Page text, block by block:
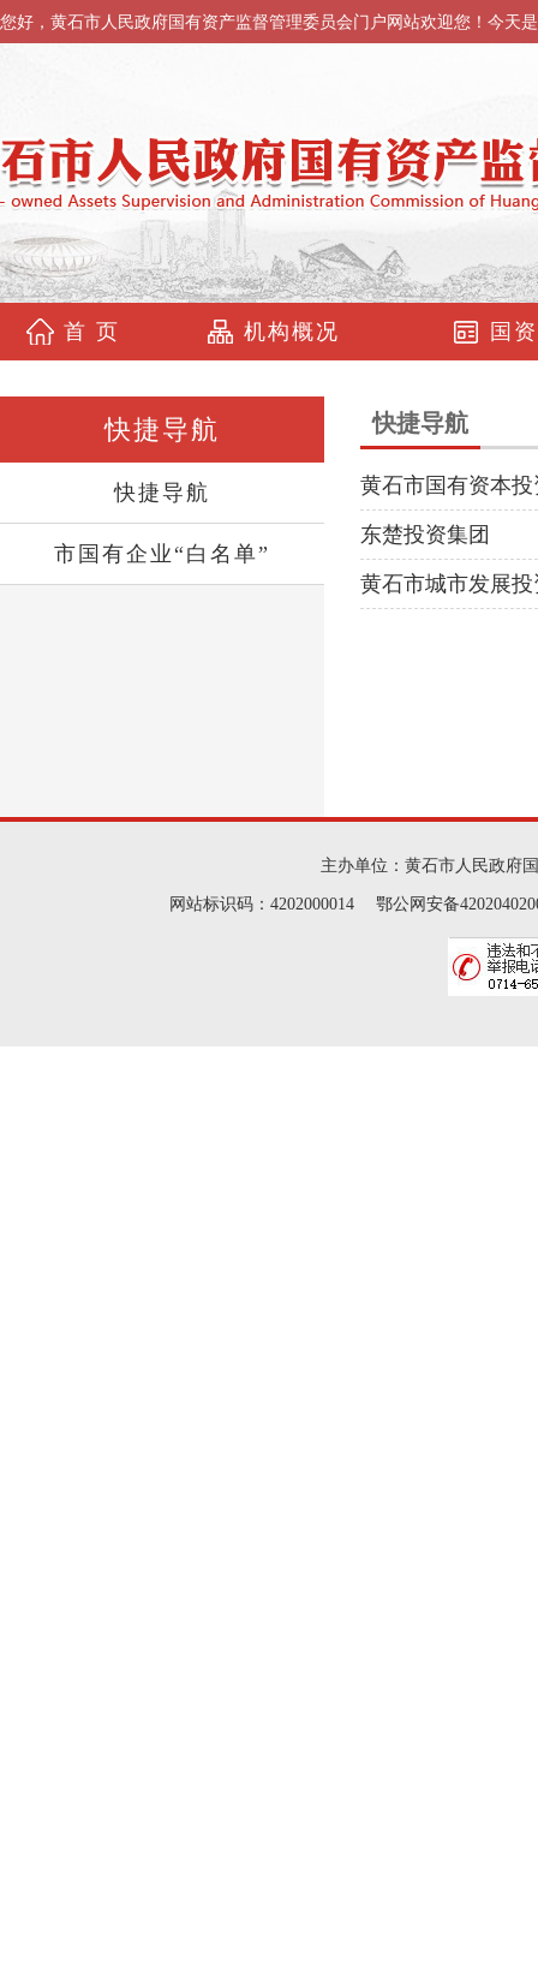
您好，黄石市人民政府国有资产监督管理委员会门户网站欢迎您！今天是
首 页 机构概况 国
快捷导航
快捷导航
市国有企业“白名单”
快捷导航
黄石市国有资本
东楚投资集团
黄石市城市发展
主办单位：黄石市人民政府
网站标识码：4202000014 鄂公网安备